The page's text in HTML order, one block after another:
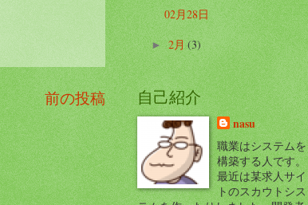
前の投稿
02月28日
►2月(3)
自己紹介
nasu
職業はシステムを
構築する人です。
最近は某求人サイ
トのスカウトシス